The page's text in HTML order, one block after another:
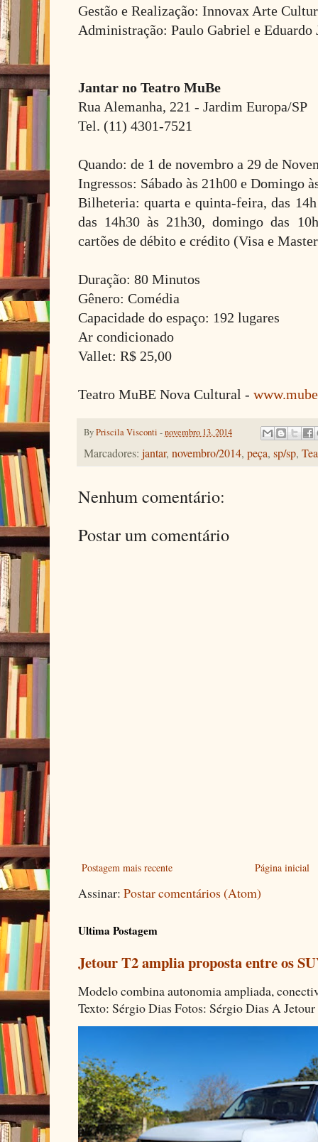
Gestão e Realização: Innovax Arte
Administração: Paulo Gabriel e Eduardo
Jantar no Teatro MuBe
Rua Alemanha, 221 - Jardim Europa/SP
Tel. (11) 4301-7521
Quando: de 1 de novembro a 29 de
Ingressos: Sábado às 21h00 e Domingo
Bilheteria: quarta e quinta-feira, das
das 14h30 às 21h30, domingo das
cartões de débito e crédito (Visa e
Duração: 80 Minutos
Gênero: Comédia
Capacidade do espaço: 192 lugares
Ar condicionado
Vallet: R$ 25,00
Teatro MuBE Nova Cultural -
ByPriscila Visconti -novembro 13, 2014
Marcadores: jantar, novembro/2014, peça, sp/sp,
Nenhum comentário:
Postar um comentário
Postagem mais recente Página inicial
Assinar: Postar comentários (Atom)
Ultima Postagem
Jetour T2 amplia proposta entre os
Modelo combina autonomia ampliada,
Texto: Sérgio Dias Fotos: Sérgio Dias A